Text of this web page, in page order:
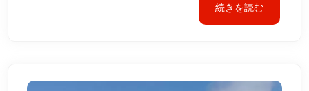
続きを読む